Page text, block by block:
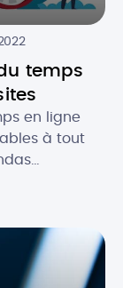
temps
en ligne
à tout
de
utiliser pour